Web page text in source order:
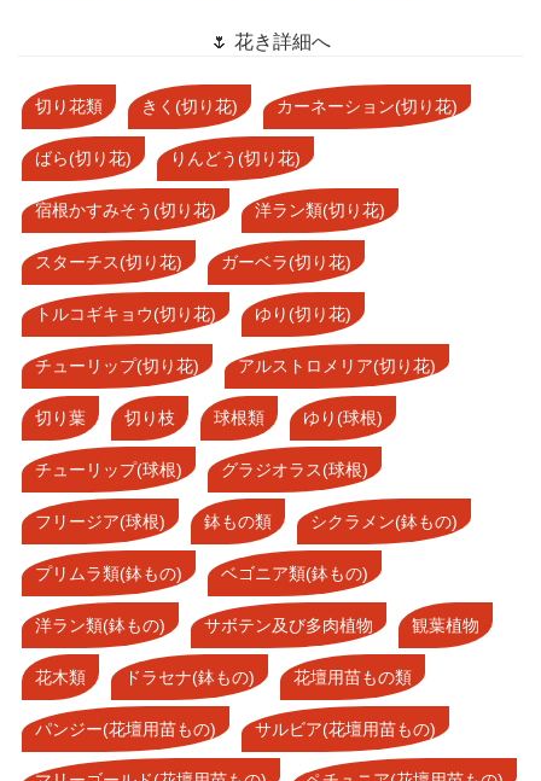
🌷 花き詳細へ
切り花類 きく(切り花) カーネーション(切り花)
ばら(切り花) りんどう(切り花)
宿根かすみそう(切り花) 洋ラン類(切り花)
スターチス(切り花) ガーベラ(切り花)
トルコギキョウ(切り花) ゆり(切り花)
チューリップ(切り花) アルストロメリア(切り花)
切り葉 切り枝 球根類 ゆり(球根)
チューリップ(球根) グラジオラス(球根)
フリージア(球根) 鉢もの類 シクラメン(鉢もの)
プリムラ類(鉢もの) ベゴニア類(鉢もの)
洋ラン類(鉢もの) サボテン及び多肉植物 観葉植物
花木類 ドラセナ(鉢もの) 花壇用苗もの類
パンジー(花壇用苗もの) サルビア(花壇用苗もの)